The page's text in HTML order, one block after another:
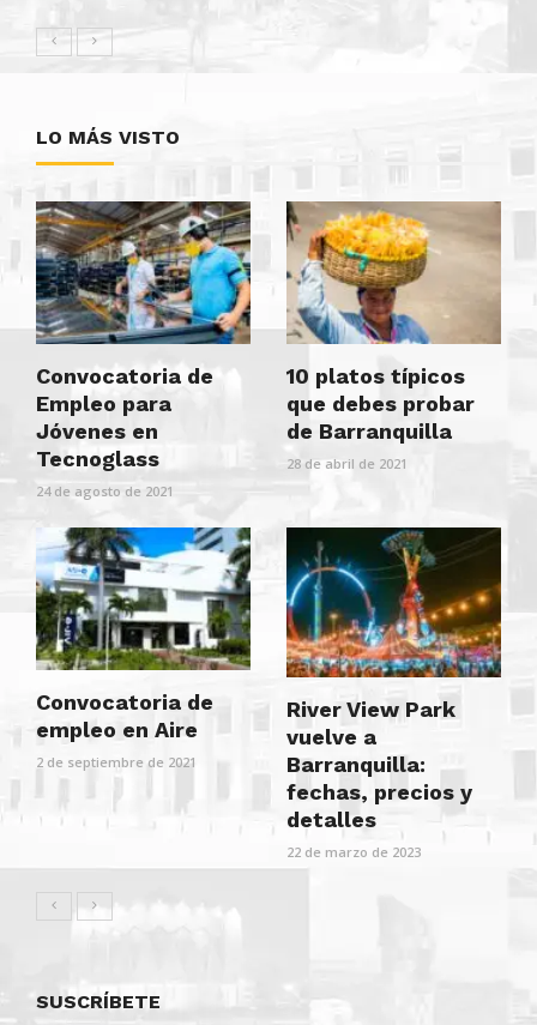
LO MÁS VISTO
Convocatoria de
Empleo para
Jóvenes en
Tecnoglass
24 de agosto de 2021
10 platos típicos
que debes probar
de Barranquilla
28 de abril de 2021
Convocatoria de
empleo en Aire
2 de septiembre de 2021
River View Park
vuelve a
Barranquilla:
fechas, precios y
detalles
22 de marzo de 2023
SUSCRÍBETE